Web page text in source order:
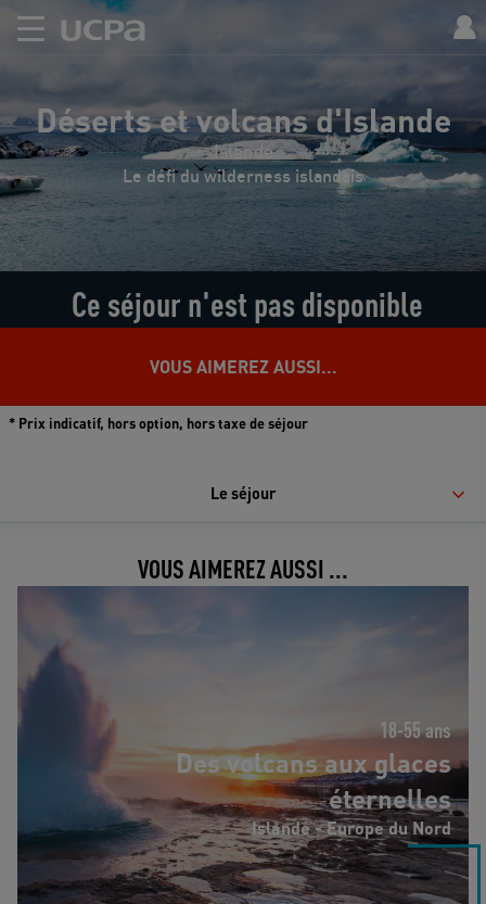
Déserts et volcans d'Islande
Islande
Le défi du wilderness islandais
Ce séjour n'est pas disponible
VOUS AIMEREZ AUSSI...
* Prix indicatif, hors option, hors taxe de séjour
Le séjour
VOUS AIMEREZ AUSSI ...
18-55 ans
Des volcans aux glaces
éternelles
Islande - Europe du Nord